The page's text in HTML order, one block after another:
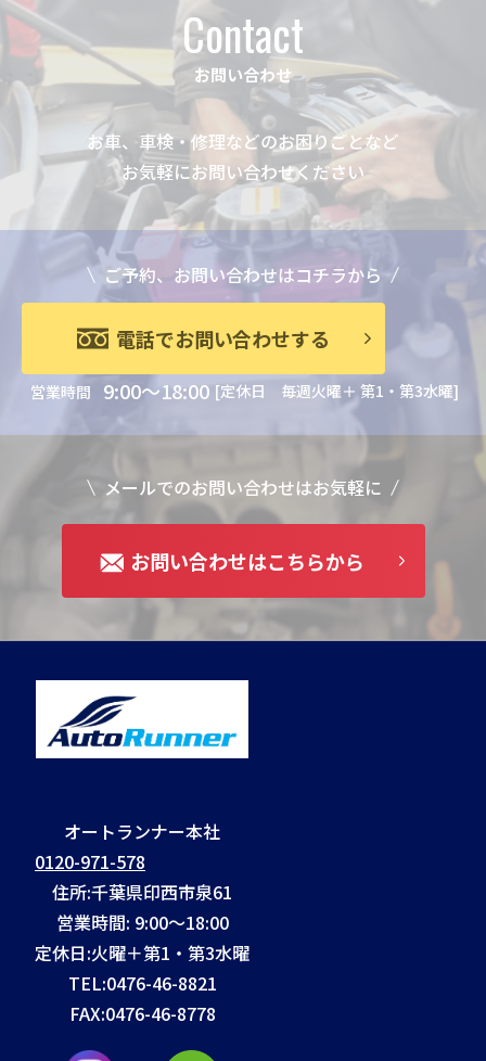
Contact
お問い合わせ
お車、車検・修理などのお困りごとなど
お気軽にお問い合わせください
ご予約、お問い合わせはコチラから
電話でお問い合わせする
営業時間 9:00～18:00 [定休日 毎週火曜＋ 第1・第3水曜]
メールでのお問い合わせはお気軽に
お問い合わせはこちらから
オートランナー本社
0120-971-578
住所:千葉県印西市泉61
営業時間: 9:00～18:00
定休日:火曜＋第1・第3水曜
TEL:0476-46-8821
FAX:0476-46-8778